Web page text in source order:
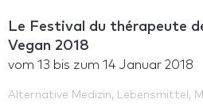
Le Festival du thérapeute
Vegan 2018
vom 13 bis zum 14 Januar 2018
Alternative Medizin, Lebensmittel ,